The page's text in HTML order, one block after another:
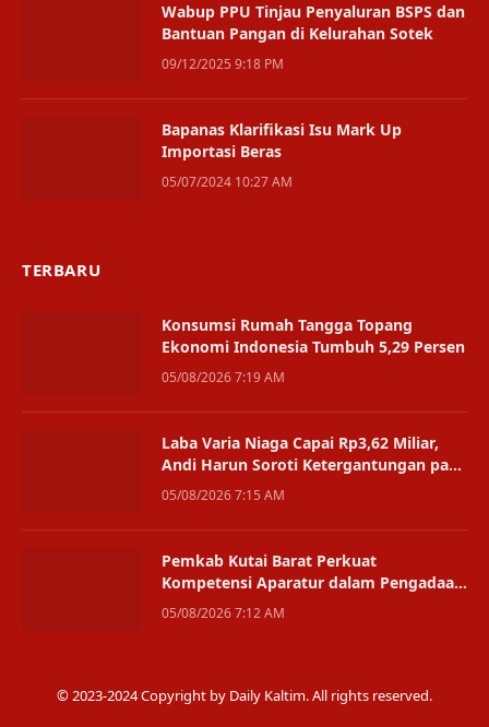
Wabup PPU Tinjau Penyaluran BSPS dan
Bantuan Pangan di Kelurahan Sotek
09/12/2025 9:18 PM
Bapanas Klarifikasi Isu Mark Up
Importasi Beras
05/07/2024 10:27 AM
TERBARU
Konsumsi Rumah Tangga Topang
Ekonomi Indonesia Tumbuh 5,29 Persen
05/08/2026 7:19 AM
Laba Varia Niaga Capai Rp3,62 Miliar,
Andi Harun Soroti Ketergantungan pada
Satu Bisnis
05/08/2026 7:15 AM
Pemkab Kutai Barat Perkuat
Kompetensi Aparatur dalam Pengadaan
Digital
05/08/2026 7:12 AM
© 2023-2024 Copyright by Daily Kaltim. All rights reserved.